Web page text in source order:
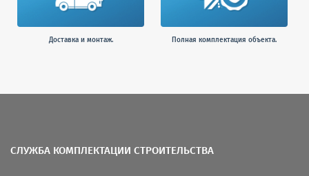
Доставка и монтаж. Полная комплектация объекта.
СЛУЖБА КОМПЛЕКТАЦИИ СТРОИТЕЛЬСТВА